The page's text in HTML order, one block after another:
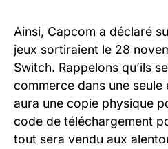
Ainsi, Capcom a déclaré
jeux sortiraient le 28
Switch. Rappelons qu’ils
commerce dans une
aura une copie physique
code de téléchargement
tout sera vendu aux